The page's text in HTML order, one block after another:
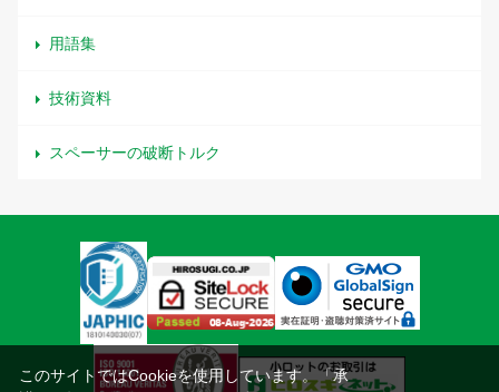
用語集
技術資料
スペーサーの破断トルク
このサイトではCookieを使用しています。「承